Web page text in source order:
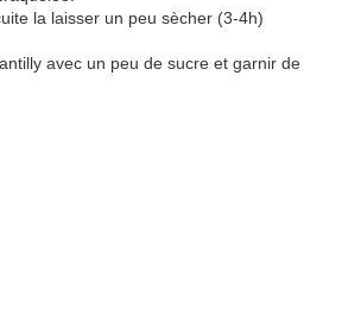
la laisser un peu sècher (3-4h)
avec un peu de sucre et garnir de